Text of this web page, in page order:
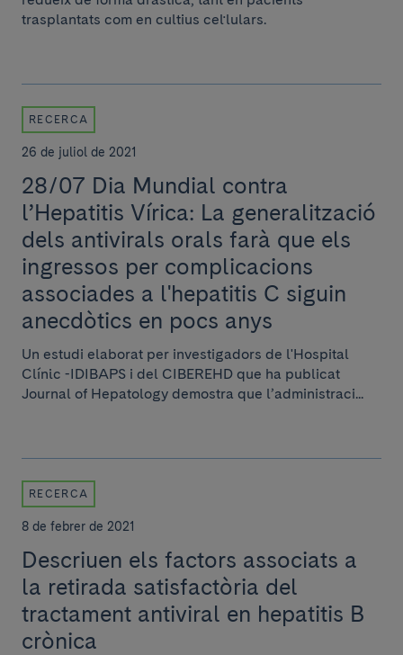
trasplantats com en cultius cel·lulars.
RECERCA
26 de juliol de 2021
28/07 Dia Mundial contra
l’Hepatitis Vírica: La generalització
dels antivirals orals farà que els
ingressos per complicacions
associades a l'hepatitis C siguin
anecdòtics en pocs anys
Un estudi elaborat per investigadors de l'Hospital
Clínic -IDIBAPS i del CIBEREHD que ha publicat
Journal of Hepatology demostra que l’administraci...
RECERCA
8 de febrer de 2021
Descriuen els factors associats a
la retirada satisfactòria del
tractament antiviral en hepatitis B
crònica